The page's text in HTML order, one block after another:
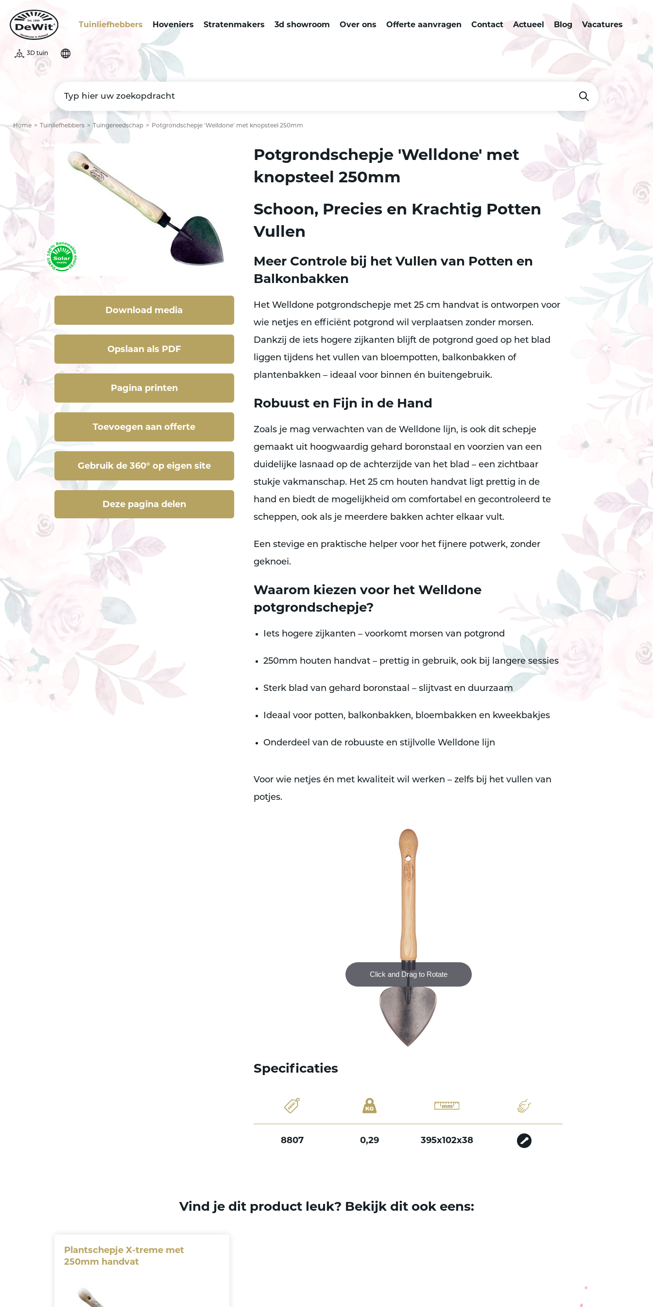
3D tuin
Tuinliefhebbers Hoveniers Stratenmakers 3d showroom Over ons Offerte aanvragen Contact Actueel Blog Vacatures
Home Tuinliefhebbers Tuingereedschap Potgrondschepje 'Welldone' met knopsteel 250mm
Download media
Opslaan als PDF
Pagina printen
Toevoegen aan offerte
Gebruik de 360° op eigen site
Deze pagina delen
Deze pagina delen
Potgrondschepje 'Welldone' met
knopsteel 250mm
Schoon, Precies en Krachtig Potten
Vullen
Meer Controle bij het Vullen van Potten en
Balkonbakken
Het Welldone potgrondschepje met 25 cm handvatis ontworpen voor
wie netjes en efficiënt potgrond wil verplaatsen zonder morsen.
Dankzij de iets hogere zijkanten blijft de potgrond goed op het blad
liggen tijdens het vullen van bloempotten, balkonbakken of
plantenbakken – ideaal voor binnen én buitengebruik.
Robuust en Fijn in de Hand
Zoals je mag verwachten van de Welldone lijn, is ook dit schepje
gemaakt uit hoogwaardig gehard boronstaal en voorzien van een
duidelijke lasnaad op de achterzijde van het blad – een zichtbaar
stukje vakmanschap. Het 25 cm houten handvatligt prettig in de
hand en biedt de mogelijkheid om comfortabel en gecontroleerd te
scheppen, ook als je meerdere bakken achter elkaar vult.
Een stevige en praktische helper voor het fijnere potwerk, zonder
geknoei.
Waarom kiezen voor het Welldone
potgrondschepje?
Iets hogere zijkanten – voorkomt morsen van potgrond
250mm houten handvat– prettig in gebruik, ook bij langere sessies
Sterk blad van gehard boronstaal – slijtvast en duurzaam
Ideaal voor potten, balkonbakken, bloembakken en kweekbakjes
Onderdeel van de robuuste en stijlvolle Welldone lijn
Voor wie netjes én met kwaliteit wil werken – zelfs bij het vullen van
potjes.
Specificaties
8807 0,29 395x102x38
Vind je dit product leuk? Bekijk dit ook eens:
Plantschepje X-treme met
250mm handvat